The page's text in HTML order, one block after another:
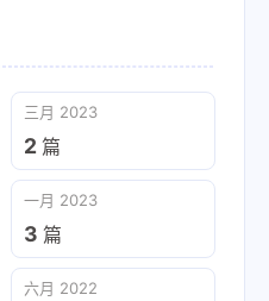
三月 2023
2 篇
一月 2023
3 篇
六月 2022